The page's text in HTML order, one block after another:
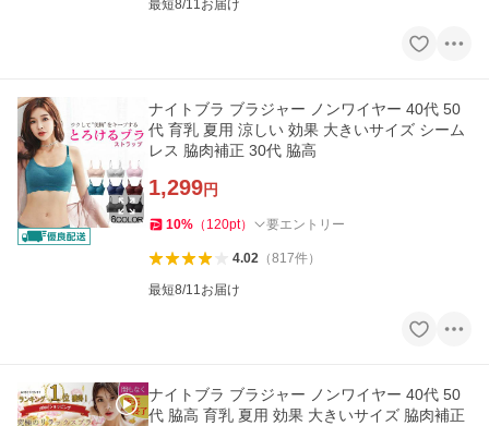
最短8/11お届け
ナイトブラ ブラジャー ノンワイヤー 40代 50
代 育乳 夏用 涼しい 効果 大きいサイズ シーム
レス 脇肉補正 30代 脇高
1,299円
10% （ 120pt） 要エントリー
4.02（817件）
最短8/11お届け
ナイトブラ ブラジャー ノンワイヤー 40代 50
代 脇高 育乳 夏用 効果 大きいサイズ 脇肉補正